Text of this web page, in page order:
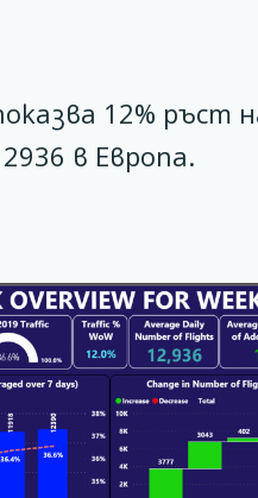
12% ръст
в Европа.